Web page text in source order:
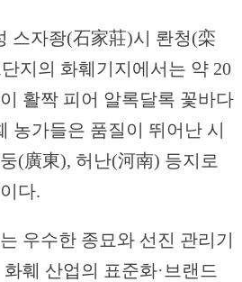
스자좡(石家莊)시 롼청(栾
지의 화훼기지에서는 약 20
활짝 피어 알록달록 꽃바다
농가들은 품질이 뛰어난 시
(廣東), 허난(河南) 등지로
다.
우수한 종묘와 선진 관리기
훼 산업의 표준화·브랜드